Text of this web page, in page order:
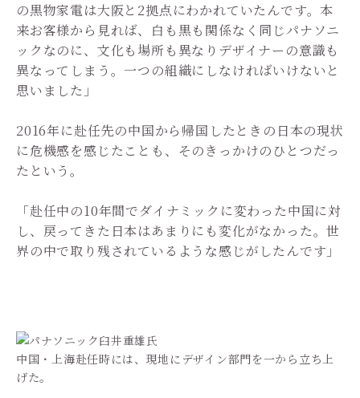
の黒物家電は大阪と2拠点にわかれていたんです。本
来お客様から見れば、白も黒も関係なく同じパナソニ
ックなのに、文化も場所も異なりデザイナーの意識も
異なってしまう。一つの組織にしなければいけないと
思いました」
2016年に赴任先の中国から帰国したときの日本の現状
に危機感を感じたことも、そのきっかけのひとつだっ
たという。
「赴任中の10年間でダイナミックに変わった中国に対
し、戻ってきた日本はあまりにも変化がなかった。世
界の中で取り残されているような感じがしたんです」
中国・上海赴任時には、現地にデザイン部門を一から立ち上
げた。